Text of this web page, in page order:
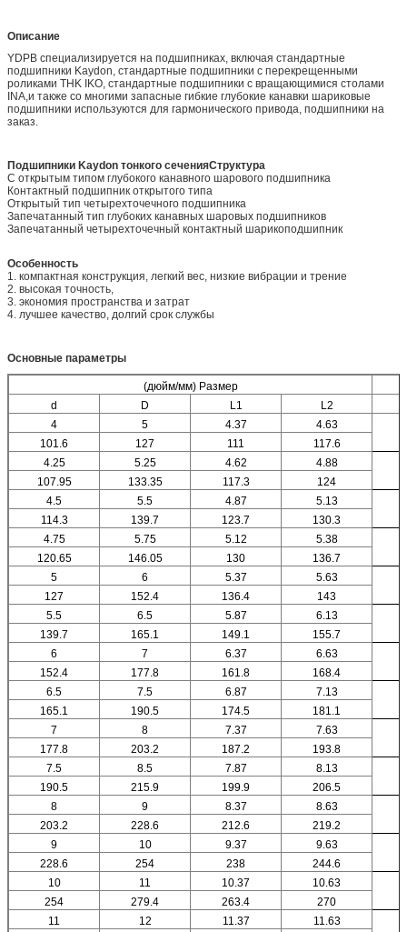
Описание
YDPB специализируется на подшипниках, включая стандартные
подшипники Kaydon, стандартные подшипники с перекрещенными
роликами THK IKO, стандартные подшипники с вращающимися столами
INA,и также со многими запасные гибкие глубокие канавки шариковые
подшипники используются для гармонического привода, подшипники на
заказ.
Подшипники Kaydon тонкого сеченияСтруктура
С открытым типом глубокого канавного шарового подшипника
Контактный подшипник открытого типа
Открытый тип четырехточечного подшипника
Запечатанный тип глубоких канавных шаровых подшипников
Запечатанный четырехточечный контактный шарикоподшипник
Особенность
1. компактная конструкция, легкий вес, низкие вибрации и трение
2. высокая точность,
3. экономия пространства и затрат
4. лучшее качество, долгий срок службы
Основные параметры
(дюйм/мм) Размер
d
D L1 L2
4
5 4.37 4.63
101.6 127 111
117.6
4.25
5.25 4.62 4.88
107.95 133.35 117.3
124
4.5
5.5 4.87 5.13
114.3 139.7 123.7
130.3
4.75
5.75 5.12 5.38
120.65 146.05 130
136.7
5
6 5.37 5.63
127 152.4 136.4
143
5.5
6.5 5.87 6.13
139.7 165.1 149.1
155.7
6
7 6.37 6.63
152.4 177.8 161.8
168.4
6.5
7.5 6.87 7.13
165.1 190.5 174.5
181.1
7
8 7.37 7.63
177.8 203.2 187.2
193.8
7.5
8.5 7.87 8.13
190.5 215.9 199.9
206.5
8
9 8.37 8.63
203.2 228.6 212.6
219.2
9
10 9.37 9.63
228.6 254 238
244.6
10
11 10.37 10.63
254 279.4 263.4
270
11
12 11.37 11.63